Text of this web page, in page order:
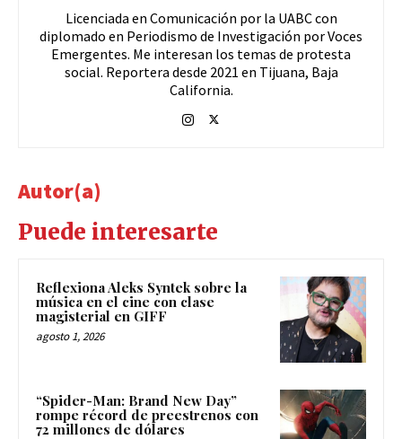
Licenciada en Comunicación por la UABC con
diplomado en Periodismo de Investigación por Voces
Emergentes. Me interesan los temas de protesta
social. Reportera desde 2021 en Tijuana, Baja
California.
Autor(a)
Puede interesarte
Reflexiona Aleks Syntek sobre la
música en el cine con clase
magisterial en GIFF
agosto 1, 2026
“Spider-Man: Brand New Day”
rompe récord de preestrenos con
72 millones de dólares